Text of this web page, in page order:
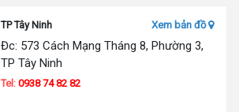
TP Tây Ninh Xem bản đồ
Đc: 573 Cách Mạng Tháng 8, Phường 3,
TP Tây Ninh
Tel:0938 74 82 82